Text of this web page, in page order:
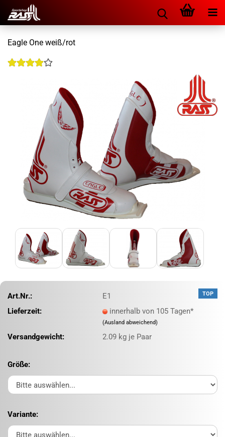
Eagle One weiß/rot
TOP
Art.Nr.:
E1
Lieferzeit:
innerhalb von 105 Tagen*
(Ausland abweichend)
Versandgewicht: 2.09 kg je Paar
Größe:
Variante: